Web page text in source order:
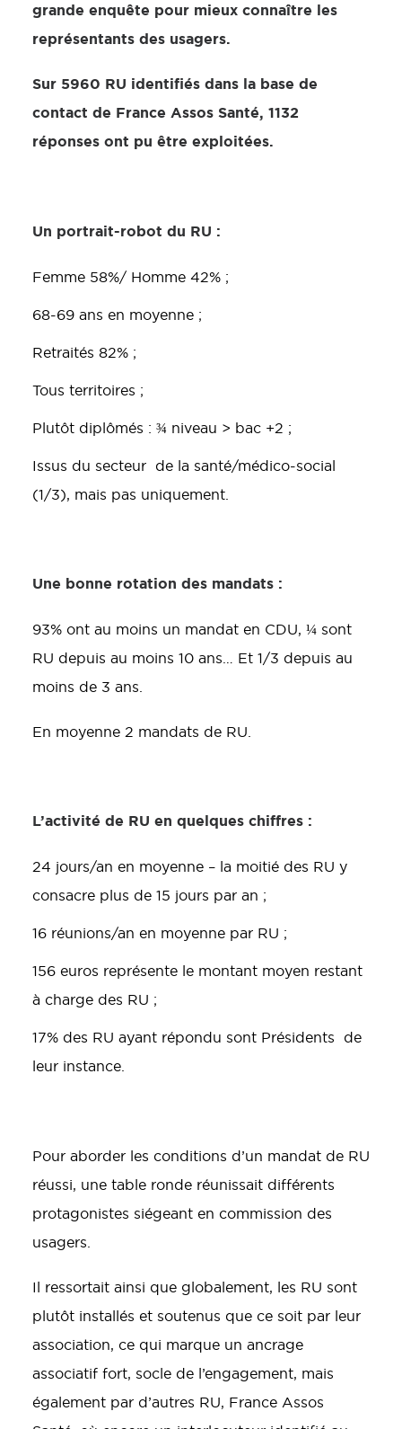
grande enquête pour mieux connaître les
représentants des usagers.
Sur 5960 RU identifiés dans la base de
contact de France Assos Santé, 1132
réponses ont pu être exploitées.
Un portrait-robot du RU :
Femme 58%/ Homme 42% ;
68-69 ans en moyenne ;
Retraités 82% ;
Tous territoires ;
Plutôt diplômés : ¾ niveau > bac +2 ;
Issus du secteur de la santé/médico-social
(1/3), mais pas uniquement.
Une bonne rotation des mandats :
93% ont au moins un mandat en CDU, ¼ sont
RU depuis au moins 10 ans… Et 1/3 depuis au
moins de 3 ans.
En moyenne 2 mandats de RU.
L’activité de RU en quelques chiffres :
24 jours/an en moyenne – la moitié des RU y
consacre plus de 15 jours par an ;
16 réunions/an en moyenne par RU ;
156 euros représente le montant moyen restant
à charge des RU ;
17% des RU ayant répondu sont Présidents de
leur instance.
Pour aborder les conditions d’un mandat de RU
réussi, une table ronde réunissait différents
protagonistes siégeant en commission des
usagers.
Il ressortait ainsi que globalement, les RU sont
plutôt installés et soutenus que ce soit par leur
association, ce qui marque un ancrage
associatif fort, socle de l’engagement, mais
également par d’autres RU, France Assos